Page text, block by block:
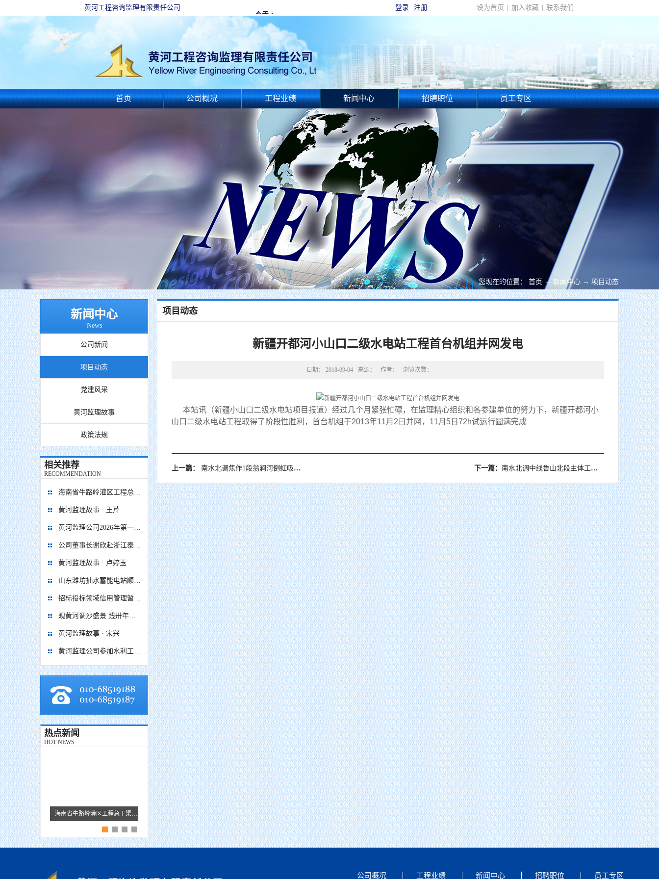
黄河工程咨询监理有限责任公司 设为首页 加入收藏 联系我们
登录 注册
首页 公司概况 工程业绩 新闻中心 招聘职位 员工专区
新闻中心
News
公司新闻
项目动态
党建风采
黄河监理故事
政策法规
相关推荐
RECOMMENDATION
海南省牛路岭灌区工程总干渠1#隧洞无压段提前5个月贯通
黄河监理故事 · 王芹
黄河监理公司2026年第一次 股东会、董事会、监事会顺利召开
公司董事长谢欣赴浙江泰顺抽水蓄能电站项目调研慰问
黄河监理故事 · 卢婷玉
山东潍坊抽水蓄能电站顺利通过蓄水阶段移民安置省级终验
招标投标领域信用管理暂行办法
观黄河调沙盛景 践卅年监理初心
黄河监理故事 · 宋兴
黄河监理公司参加水利工程移民安置监督评估企业座谈会
热点新闻
HOT NEWS
海南省牛路岭灌区工程总干渠1#隧洞无压段提前5个月贯通 黄河监理故事 · 王芹 黄河监理公司2026年第一次 股东会、董事会、监事会顺利召开 公司董事长谢欣赴浙江泰顺抽水蓄能电站项目调研慰问
您现在的位置： 首页 → 新闻中心 → 项目动态
项目动态
新疆开都河小山口二级水电站工程首台机组并网发电
日期： 2018-09-04 来源： 作者： 浏览次数：
本站讯（新疆小山口二级水电站项目报道）经过几个月紧张忙碌，在监理精心组织和各参建单位的努力下，新疆开都河小
山口二级水电站工程取得了阶段性胜利，首台机组于2013年11月2日并网，11月5日72h试运行圆满完成
上一篇： 南水北调焦作1段翁涧河倒虹吸主体工程举行完工庆典仪式 下一篇： 南水北调中线鲁山北段主体工程顺利完工
公司概况 工程业绩 新闻中心 招聘职位 员工专区